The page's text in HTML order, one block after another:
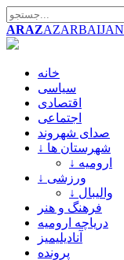
ARAZAZARBAIJAN
خانه
سیاسی
اقتصادی
اجتماعی
صدای شهروند
↓ شهرستان ها
↓ ارومیه
↓ ورزشی
↓ والیبال
فرهنگ و هنر
دریاچه ارومیه
آنادیلیمیز
پرونده